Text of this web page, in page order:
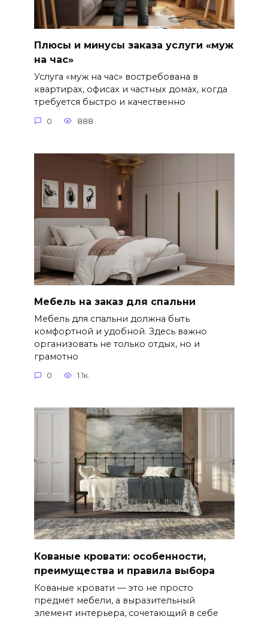
Плюсы и минусы заказа услуги «муж
на час»
Услуга «муж на час» востребована в
квартирах, офисах и частных домах, когда
требуется быстро и качественно
0 888
Мебель на заказ для спальни
Мебель для спальни должна быть
комфортной и удобной. Здесь важно
организовать не только отдых, но и
грамотно
0 1.1к.
Кованые кровати: особенности,
преимущества и правила выбора
Кованые кровати — это не просто
предмет мебели, а выразительный
элемент интерьера, сочетающий в себе